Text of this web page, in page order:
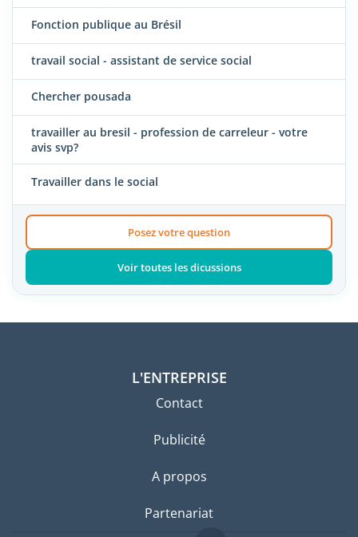
Fonction publique au Brésil
travail social - assistant de service social
Chercher pousada
travailler au bresil - profession de carreleur - votre
avis svp?
Travailler dans le social
Posez votre question
Voir toutes les dicussions
L'ENTREPRISE
Contact
Publicité
A propos
Partenariat